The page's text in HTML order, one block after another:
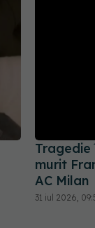
Tragedie
murit
AC Milan
31 iul 2026,